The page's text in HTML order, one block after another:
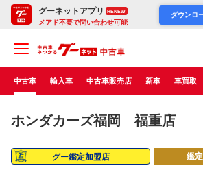
グーネットアプリ RENEW
メアド不要で問い合わせ可能
ダウンロ
中古車 輸入車 中古車販売店 新車 車買取
ホンダカーズ福岡 福重店
グー鑑定加盟店 鑑